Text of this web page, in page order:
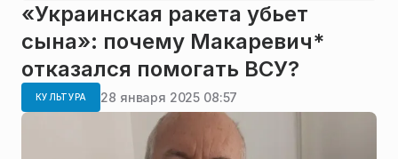
«Украинская ракета убьет
сына»: почему Макаревич*
отказался помогать ВСУ?
КУЛЬТУРА 28 января 2025 08:57